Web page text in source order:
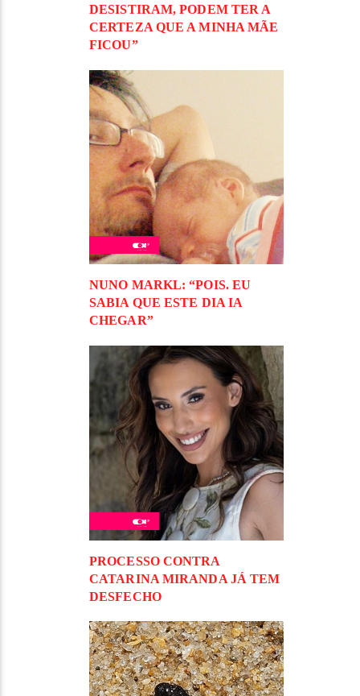
DESISTIRAM, PODEM TER A
CERTEZA QUE A MINHA MÃE
FICOU”
NUNO MARKL: “POIS. EU
SABIA QUE ESTE DIA IA
CHEGAR”
PROCESSO CONTRA
CATARINA MIRANDA JÁ TEM
DESFECHO